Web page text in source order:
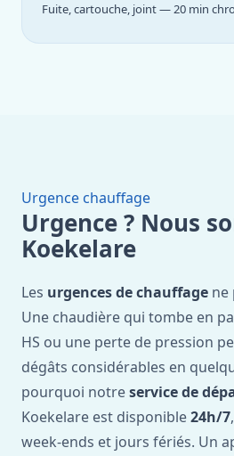
Fuite, cartouche, joint — 20 min
Urgence chauffage
Urgence ? Nous
Koekelare
Les urgences de chauffage ne
Une chaudière qui tombe en
HS ou une perte de pression
dégâts considérables en
pourquoi notreservice de
Koekelare est disponible24h/7
week-ends et jours fériés. Un